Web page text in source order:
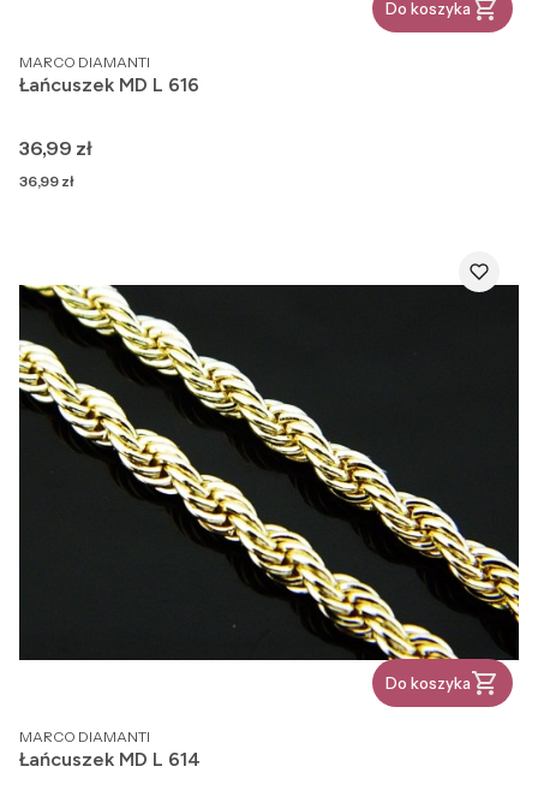
Do koszyka
PRODUCENT
MARCO DIAMANTI
Łańcuszek MD L 616
Cena
36,99 zł
Cena
36,99 zł
Do koszyka
PRODUCENT
MARCO DIAMANTI
Łańcuszek MD L 614